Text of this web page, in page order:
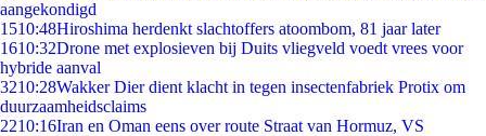
aangekondigd
1510:48Hiroshima herdenkt slachtoffers atoombom, 81 jaar later
1610:32Drone met explosieven bij Duits vliegveld voedt vrees voor
hybride aanval
3210:28Wakker Dier dient klacht in tegen insectenfabriek Protix om
duurzaamheidsclaims
2210:16Iran en Oman eens over route Straat van Hormuz, VS